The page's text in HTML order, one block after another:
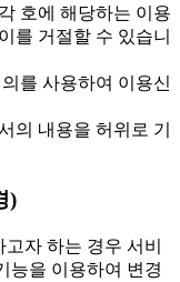
호에 해당하는 이용
를 거절할 수 있습니
를 사용하여 이용신
의 내용을 허위로 기
)
자 하는 경우 서비
능을 이용하여 변경